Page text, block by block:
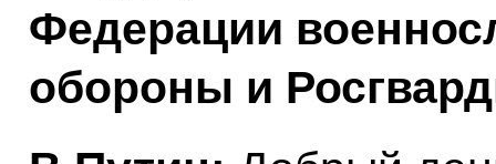
Федерации
обороны и